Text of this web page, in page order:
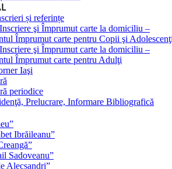
și referințe
şi Împrumut carte la domiciliu –
Împrumut carte pentru Copii şi
şi Împrumut carte la domiciliu –
Împrumut carte pentru Adulţi
Iaşi
periodice
Prelucrare, Informare Bibliografică
Ibrăileanu”
Sadoveanu”
Alecsandri”